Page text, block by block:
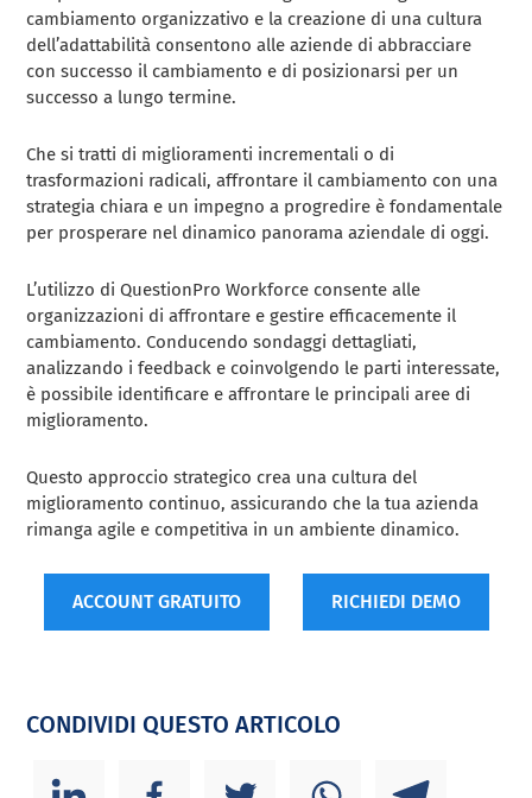
cambiamento organizzativo e la creazione di una cultura
dell’adattabilità consentono alle aziende di abbracciare
con successo il cambiamento e di posizionarsi per un
successo a lungo termine.
Che si tratti di miglioramenti incrementali o di
trasformazioni radicali, affrontare il cambiamento con una
strategia chiara e un impegno a progredire è fondamentale
per prosperare nel dinamico panorama aziendale di oggi.
L’utilizzo di QuestionPro Workforce consente alle
organizzazioni di affrontare e gestire efficacemente il
cambiamento. Conducendo sondaggi dettagliati,
analizzando i feedback e coinvolgendo le parti interessate,
è possibile identificare e affrontare le principali aree di
miglioramento.
Questo approccio strategico crea una cultura del
miglioramento continuo, assicurando che la tua azienda
rimanga agile e competitiva in un ambiente dinamico.
ACCOUNT GRATUITO RICHIEDI DEMO
CONDIVIDI QUESTO ARTICOLO